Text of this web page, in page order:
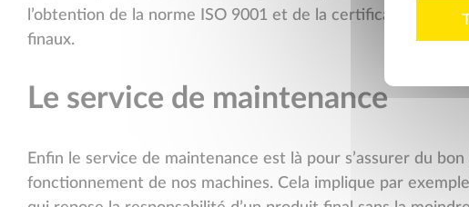
l’obtention de la norme ISO 9001 et de la certification NF
finaux.
Le service de maintenance
Enfin le service de maintenance est là pour s’assurer du
fonctionnement de nos machines. Cela implique par